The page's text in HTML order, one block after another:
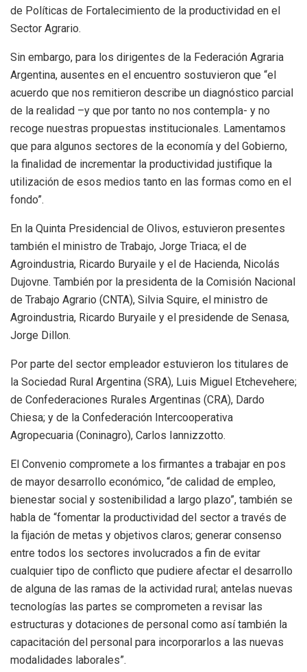
de Políticas de Fortalecimiento de la productividad en el
Sector Agrario.
Sin embargo, para los dirigentes de la Federación Agraria
Argentina, ausentes en el encuentro sostuvieron que “el
acuerdo que nos remitieron describe un diagnóstico parcial
de la realidad –y que por tanto no nos contempla- y no
recoge nuestras propuestas institucionales. Lamentamos
que para algunos sectores de la economía y del Gobierno,
la finalidad de incrementar la productividad justifique la
utilización de esos medios tanto en las formas como en el
fondo”.
En la Quinta Presidencial de Olivos, estuvieron presentes
también el ministro de Trabajo, Jorge Triaca; el de
Agroindustria, Ricardo Buryaile y el de Hacienda, Nicolás
Dujovne. También por la presidenta de la Comisión Nacional
de Trabajo Agrario (CNTA), Silvia Squire, el ministro de
Agroindustria, Ricardo Buryaile y el presidende de Senasa,
Jorge Dillon.
Por parte del sector empleador estuvieron los titulares de
la Sociedad Rural Argentina (SRA), Luis Miguel Etchevehere;
de Confederaciones Rurales Argentinas (CRA), Dardo
Chiesa; y de la Confederación Intercooperativa
Agropecuaria (Coninagro), Carlos Iannizzotto.
El Convenio compromete a los firmantes a trabajar en pos
de mayor desarrollo económico, “de calidad de empleo,
bienestar social y sostenibilidad a largo plazo”, también se
habla de “fomentar la productividad del sector a través de
la fijación de metas y objetivos claros; generar consenso
entre todos los sectores involucrados a fin de evitar
cualquier tipo de conflicto que pudiere afectar el desarrollo
de alguna de las ramas de la actividad rural; antelas nuevas
tecnologías las partes se comprometen a revisar las
estructuras y dotaciones de personal como así también la
capacitación del personal para incorporarlos a las nuevas
modalidades laborales”.